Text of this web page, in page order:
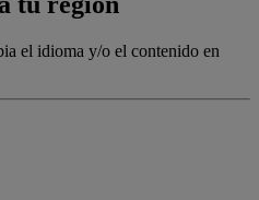
el idioma y/o el contenido en